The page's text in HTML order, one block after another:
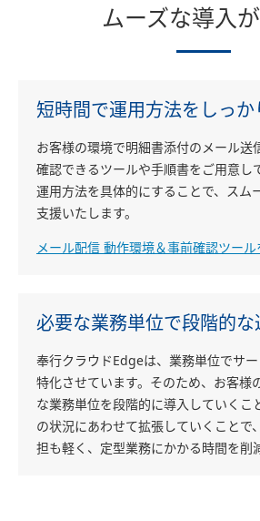
ムーズな導入
短時間で運用方法をしっか
お客様の環境で明細書添付のメール送
確認できるツールや手順書をご用意し
運用方法を具体的にすることで、スム
支援いたします。
メール配信 動作環境＆事前確認ツール
必要な業務単位で段階的な
奉行クラウドEdgeは、業務単位でサ
特化させています。そのため、お客様
な業務単位を段階的に導入していくこ
の状況にあわせて拡張していくことで
担も軽く、定型業務にかかる時間を削